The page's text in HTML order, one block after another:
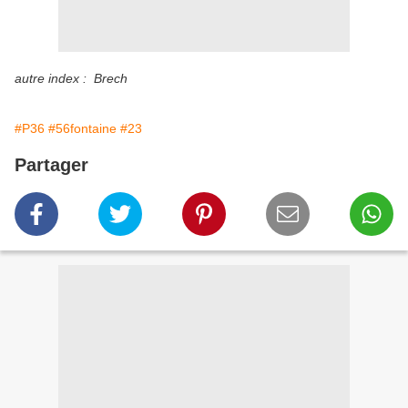
autre index : Brech
#P36 #56fontaine #23
Partager